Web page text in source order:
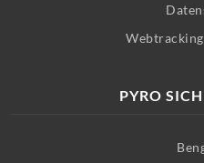
PYRO